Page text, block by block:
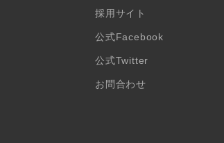
採用サイト
公式Facebook
公式Twitter
お問合わせ